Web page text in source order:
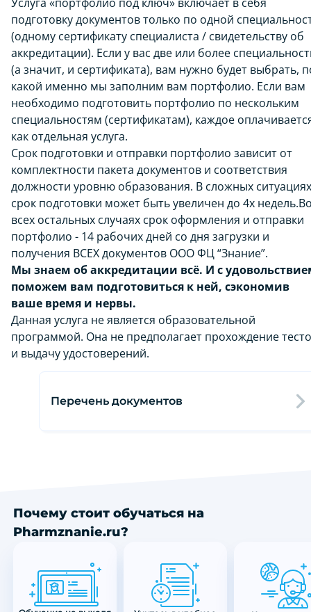
подготовку документов только по одной
(одному сертификату специалиста / свидетельству об
аккредитации). Если у вас две или более
(а значит, и сертификата), вам нужно будет выбрать,
какой именно мы заполним вам портфолио. Если вам
необходимо подготовить портфолио по нескольким
специальностям (сертификатам), каждое
как отдельная услуга.
Срок подготовки и отправки портфолио зависит от
комплектности пакета документов и соответствия
должности уровню образования. В сложных ситуациях
срок подготовки может быть увеличен до 4х
всех остальных случаях срок оформления и отправки
портфолио - 14 рабочих дней со дня загрузки и
получения ВСЕХ документов ООО ФЦ “Знание”.
Мы знаем об аккредитации всё. И с
поможем вам подготовиться к ней, сэкономив
ваше время и нервы.
Данная услуга не является образовательной
программой. Она не предполагает прохождение
и выдачу удостоверений.
Перечень документов
Почему стоит обучаться на
Pharmznanie.ru?